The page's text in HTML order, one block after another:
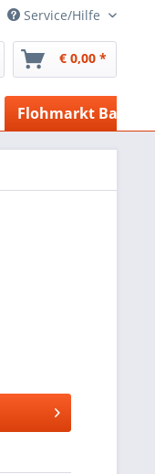
Service/Hilfe
€ 0,00 *
Flohmarkt Bazar